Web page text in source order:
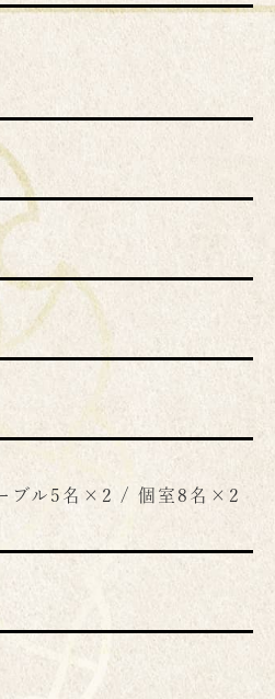
ブル5名×2 / 個室8名×2